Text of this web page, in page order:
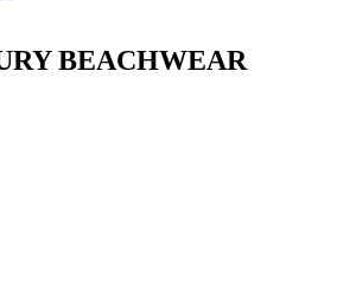
BEACHWEAR